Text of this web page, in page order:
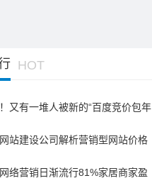
HOT
又有一堆人被新的“百度竞价包年
”骗倒了，大家要警惕…
站建设公司解析营销型网站价格
网站贵的原因！
络营销日渐流行81%家居商家盈